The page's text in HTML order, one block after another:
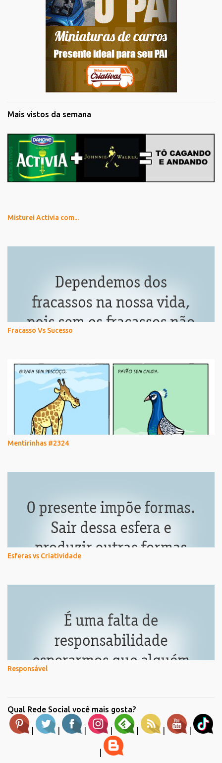
Mais vistos da semana
Misturei Activia com...
Fracasso Vs Sucesso
Mentirinhas #2324
Esferas vs Criatividade
Responsável
Qual Rede Social você mais gosta?
| | | | | | |